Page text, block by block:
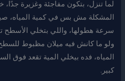
لما تنزل، بتكون مفاجئة وغزيرة
المشكلة مش بس في كمية المياه،
سرعة هطولها، واللي بتخلي الأسطح
ولو ما كانش فيه ميلان مظبوط
المياه، فده بيخلي المية تقعد فوق
كبير.